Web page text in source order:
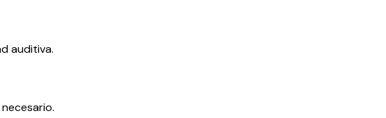
auditiva.